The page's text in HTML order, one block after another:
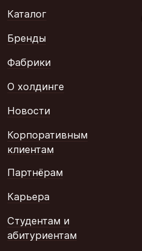
Каталог
Бренды
Фабрики
О холдинге
Новости
Корпоративным
клиентам
Партнёрам
Карьера
Студентам и
абитуриентам